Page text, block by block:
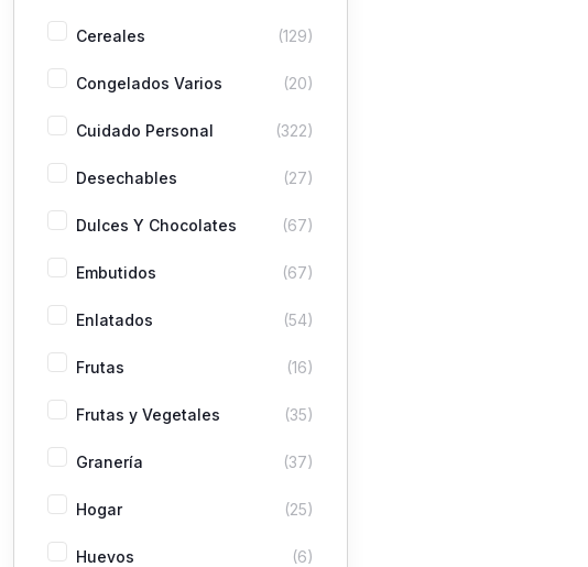
Cereales (129)
Congelados Varios (20)
Cuidado Personal (322)
Desechables (27)
Dulces Y Chocolates (67)
Embutidos (67)
Enlatados (54)
Frutas (16)
Frutas y Vegetales (35)
Granería (37)
Hogar (25)
Huevos (6)